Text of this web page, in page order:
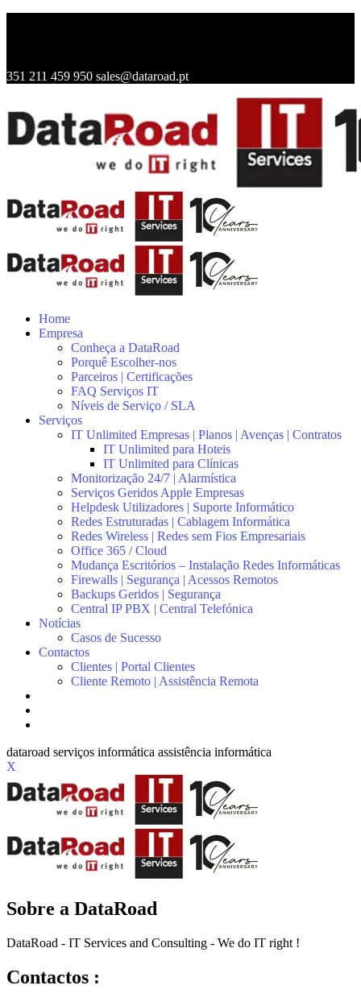
351 211 459 950 sales@dataroad.pt
Home
Empresa
Conheça a DataRoad
Porquê Escolher-nos
Parceiros | Certificações
FAQ Serviços IT
Níveis de Serviço / SLA
Serviços
IT Unlimited Empresas | Planos | Avenças | Contratos
IT Unlimited para Hoteis
IT Unlimited para Clínicas
Monitorização 24/7 | Alarmística
Serviços Geridos Apple Empresas
Helpdesk Utilizadores | Suporte Informático
Redes Estruturadas | Cablagem Informática
Redes Wireless | Redes sem Fios Empresariais
Office 365 / Cloud
Mudança Escritórios – Instalação Redes Informáticas
Firewalls | Segurança | Acessos Remotos
Backups Geridos | Segurança
Central IP PBX | Central Telefónica
Notícias
Casos de Sucesso
Contactos
Clientes | Portal Clientes
Cliente Remoto | Assistência Remota
X
Sobre a DataRoad
DataRoad - IT Services and Consulting - We do IT right !
Contactos :